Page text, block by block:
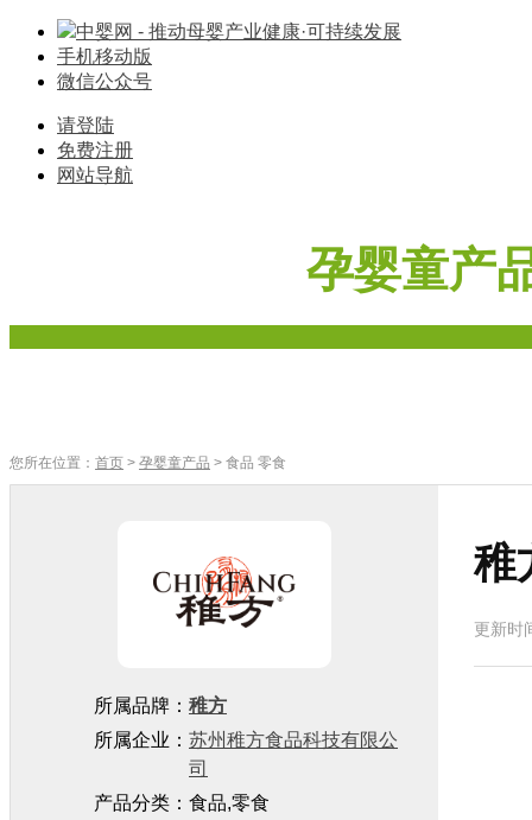
中婴网 - 推动母婴产业健康·可持续发展
手机移动版
微信公众号
请登陆
免费注册
网站导航
孕婴童产
您所在位置： 首页 > 孕婴童产品 > 食品 零食
稚
更新
所属品牌： 稚方
所属企业： 苏州稚方食品科技有限公
司
产品分类：食品,零食